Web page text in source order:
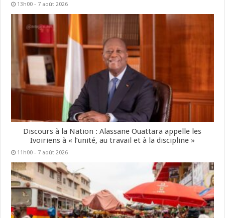
13h00 - 7 août 2026
Discours à la Nation : Alassane Ouattara appelle les
Ivoiriens à « l’unité, au travail et à la discipline »
11h00 - 7 août 2026